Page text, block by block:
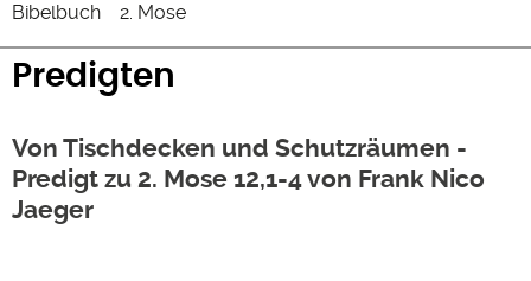
Bibelbuch
2. Mose
Predigten
Von Tischdecken und Schutzräumen -
Predigt zu 2. Mose 12,1-4 von Frank Nico
Jaeger